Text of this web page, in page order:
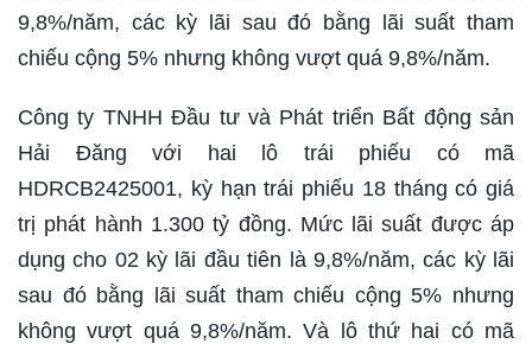
9,8%/năm, các kỳ lãi sau đó bằng lãi suất tham
chiếu cộng 5% nhưng không vượt quá 9,8%/năm.
Công ty TNHH Đầu tư và Phát triển Bất động sản
Hải Đăng với hai lô trái phiếu có mã
HDRCB2425001, kỳ hạn trái phiếu 18 tháng có giá
trị phát hành 1.300 tỷ đồng. Mức lãi suất được áp
dụng cho 02 kỳ lãi đầu tiên là 9,8%/năm, các kỳ lãi
sau đó bằng lãi suất tham chiếu cộng 5% nhưng
không vượt quá 9,8%/năm. Và lô thứ hai có mã